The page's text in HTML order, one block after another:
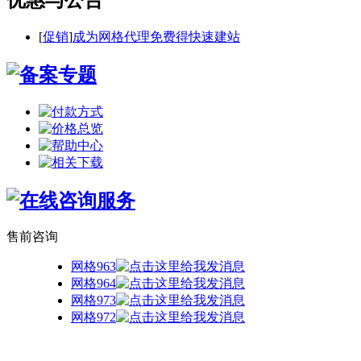
[促销]成为网格代理免费得快速建站
售前咨询
网格963
网格964
网格973
网格972